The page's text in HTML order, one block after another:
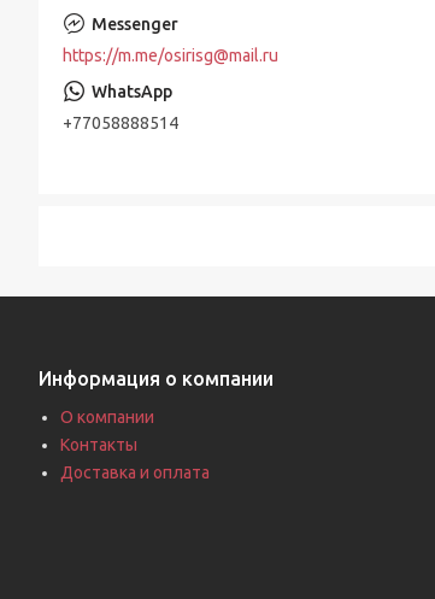
https://m.me/osirisg@mail.ru
+77058888514
Информация о компании
О компании
Контакты
Доставка и оплата